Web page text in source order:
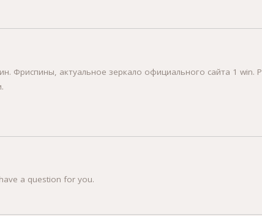
Фриспины, актуальное зеркало официального сайта 1 win.
a question for you.